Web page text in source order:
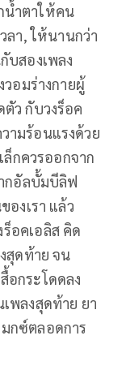
น้ำตาให้คน
ลา, ให้นานกว่า
บสองเพลง
อมร่างกายผู้
ว กับวงร็อค
ามร้อนแรงด้วย
ล็กควรออกจาก
กอัลบั้มบีลิฟ
งเรา แล้ว
อคเอลิส คิด
สุดท้าย จน
อกระโดดลง
พลงสุดท้าย ยา
กซ์ตลอดการ